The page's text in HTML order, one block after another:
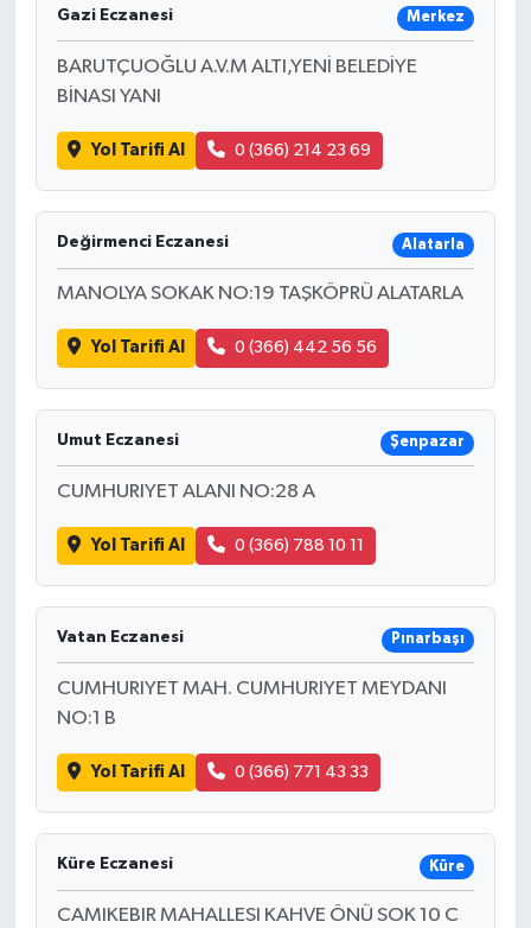
Gazi Eczanesi Merkez
BARUTÇUOĞLU A.V.M ALTI,YENİ BELEDİYE
BİNASI YANI
Yol Tarifi Al 0 (366) 214 23 69
Değirmenci Eczanesi Alatarla
MANOLYA SOKAK NO:19 TAŞKÖPRÜ ALATARLA
Yol Tarifi Al 0 (366) 442 56 56
Umut Eczanesi Şenpazar
CUMHURIYET ALANI NO:28 A
Yol Tarifi Al 0 (366) 788 10 11
Vatan Eczanesi Pınarbaşı
CUMHURIYET MAH. CUMHURIYET MEYDANI
NO:1 B
Yol Tarifi Al 0 (366) 771 43 33
Küre Eczanesi Küre
CAMIKEBIR MAHALLESI KAHVE ÖNÜ SOK 10 C